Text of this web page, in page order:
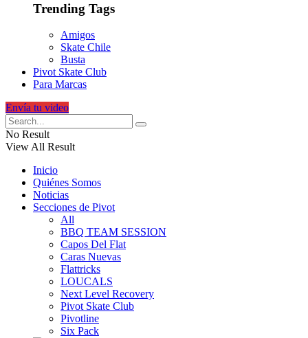
Trending Tags
Amigos
Skate Chile
Busta
Pivot Skate Club
Para Marcas
Envía tu video
No Result
View All Result
Inicio
Quiénes Somos
Noticias
Secciones de Pivot
All
BBQ TEAM SESSION
Capos Del Flat
Caras Nuevas
Flattricks
LOUCALS
Next Level Recovery
Pivot Skate Club
Pivotline
Six Pack